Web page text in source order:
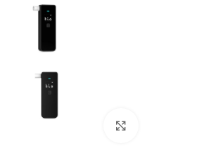
Modulatoare FM
Redresoare auto
Camere DVR
Alte electronice auto